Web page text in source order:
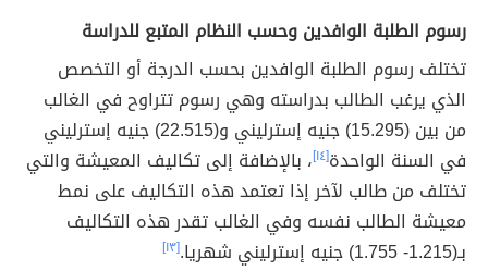
رسوم الطلبة الوافدين وحسب النظام المتبع للدراسة
تختلف رسوم الطلبة الوافدين بحسب الدرجة أو التخصص
الذي يرغب الطالب بدراسته وهي رسوم تتراوح في الغالب
من بين (15.295) جنيه إسترليني و(22.515) جنيه إسترليني
في السنة الواحدة[١٤] ، بالإضافة إلى تكاليف المعيشة والتي
تختلف من طالب لآخر إذا تعتمد هذه التكاليف على نمط
معيشة الطالب نفسه وفي الغالب تقدر هذه التكاليف
بـ(1.215- 1.755) جنيه إسترليني شهريا.
[١٣]